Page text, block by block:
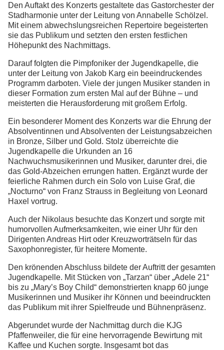
Den Auftakt des Konzerts gestaltete das Gastorchester der
Stadharmonie unter der Leitung von Annabelle Schölzel.
Mit einem abwechslungsreichen Repertoire begeisterten
sie das Publikum und setzten den ersten festlichen
Höhepunkt des Nachmittags.
Darauf folgten die Pimpfoniker der Jugendkapelle, die
unter der Leitung von Jakob Karg ein beeindruckendes
Programm darboten. Viele der jungen Musiker standen in
dieser Formation zum ersten Mal auf der Bühne – und
meisterten die Herausforderung mit großem Erfolg.
Ein besonderer Moment des Konzerts war die Ehrung der
Absolventinnen und Absolventen der Leistungsabzeichen
in Bronze, Silber und Gold. Stolz überreichte die
Jugendkapelle die Urkunden an 16
Nachwuchsmusikerinnen und Musiker, darunter drei, die
das Gold-Abzeichen errungen hatten. Ergänzt wurde der
feierliche Rahmen durch ein Solo von Luise Graf, die
„Nocturno“ von Franz Strauss in Begleitung von Leonard
Haxel vortrug.
Auch der Nikolaus besuchte das Konzert und sorgte mit
humorvollen Aufmerksamkeiten, wie einer Uhr für den
Dirigenten Andreas Hirt oder Kreuzworträtseln für das
Saxophonregister, für heitere Momente.
Den krönenden Abschluss bildete der Auftritt der gesamten
Jugendkapelle. Mit Stücken von „Tarzan“ über „Adele 21“
bis zu „Mary’s Boy Child“ demonstrierten knapp 60 junge
Musikerinnen und Musiker ihr Können und beeindruckten
das Publikum mit ihrer Spielfreude und Bühnenpräsenz.
Abgerundet wurde der Nachmittag durch die KJG
Pfaffenweiler, die für eine hervorragende Bewirtung mit
Kaffee und Kuchen sorgte. Insgesamt bot das